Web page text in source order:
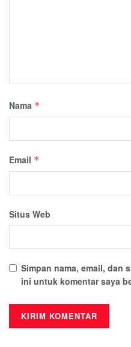
Nama *
Email *
Situs Web
Simpan nama, email, dan
ini untuk komentar saya